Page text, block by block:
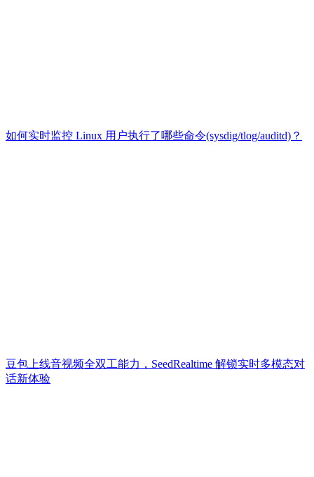
如何实时监控 Linux 用户执行了哪些命令(sysdig/tlog/auditd)？
豆包上线音视频全双工能力，SeedRealtime 解锁实时多模态对
话新体验